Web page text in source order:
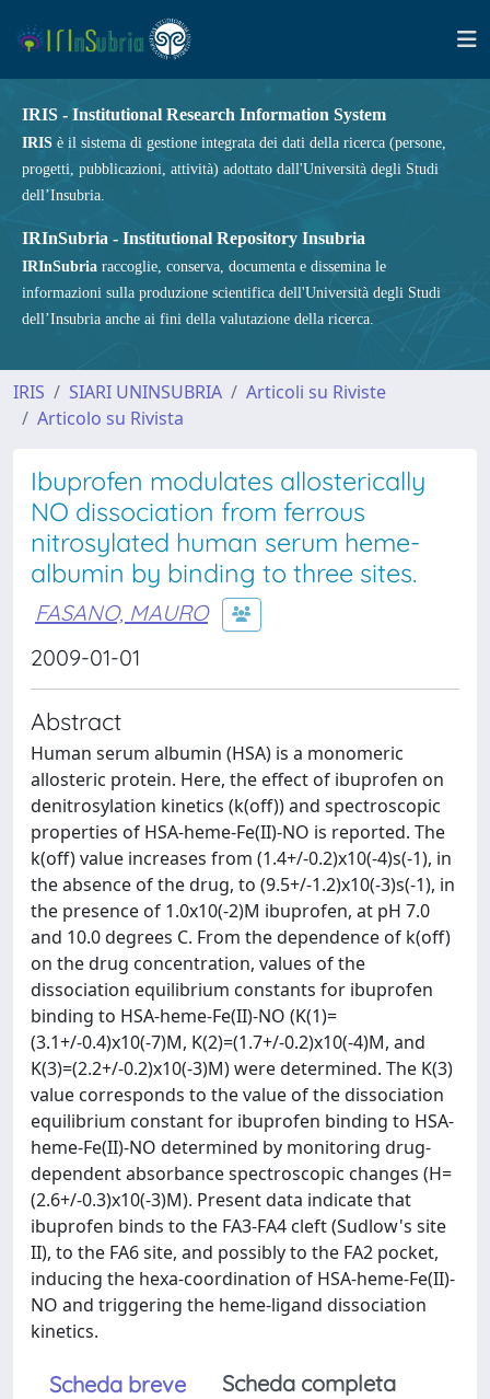
IRIS - Institutional Research Information System
IRIS è il sistema di gestione integrata dei dati della ricerca (persone,
progetti, pubblicazioni, attività) adottato dall'Università degli Studi
dell’Insubria.
IRInSubria - Institutional Repository Insubria
IRInSubria raccoglie, conserva, documenta e dissemina le
informazioni sulla produzione scientifica dell'Università degli Studi
dell’Insubria anche ai fini della valutazione della ricerca.
IRIS SIARI UNINSUBRIA
Articoli su Riviste
Articolo su Rivista
Ibuprofen modulates allosterically
NO dissociation from ferrous
nitrosylated human serum heme-
albumin by binding to three sites.
FASANO, MAURO
2009-01-01
Abstract
Human serum albumin (HSA) is a monomeric
allosteric protein. Here, the effect of ibuprofen on
denitrosylation kinetics (k(off)) and spectroscopic
properties of HSA-heme-Fe(II)-NO is reported. The
k(off) value increases from (1.4+/-0.2)x10(-4)s(-1), in
the absence of the drug, to (9.5+/-1.2)x10(-3)s(-1), in
the presence of 1.0x10(-2)M ibuprofen, at pH 7.0
and 10.0 degrees C. From the dependence of k(off)
on the drug concentration, values of the
dissociation equilibrium constants for ibuprofen
binding to HSA-heme-Fe(II)-NO (K(1)=
(3.1+/-0.4)x10(-7)M, K(2)=(1.7+/-0.2)x10(-4)M, and
K(3)=(2.2+/-0.2)x10(-3)M) were determined. The K(3)
value corresponds to the value of the dissociation
equilibrium constant for ibuprofen binding to HSA-
heme-Fe(II)-NO determined by monitoring drug-
dependent absorbance spectroscopic changes (H=
(2.6+/-0.3)x10(-3)M). Present data indicate that
ibuprofen binds to the FA3-FA4 cleft (Sudlow's site
II), to the FA6 site, and possibly to the FA2 pocket,
inducing the hexa-coordination of HSA-heme-Fe(II)-
NO and triggering the heme-ligand dissociation
kinetics.
Scheda breve
Scheda completa